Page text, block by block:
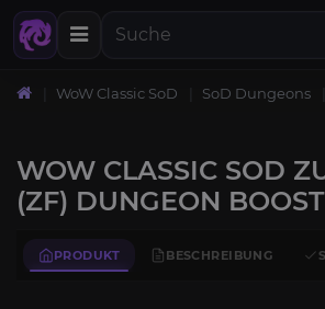
WoW Classic SoD SoD Dungeons
WOW CLASSIC SOD
(ZF) DUNGEON BOOST
PRODUKT BESCHREIBUNG